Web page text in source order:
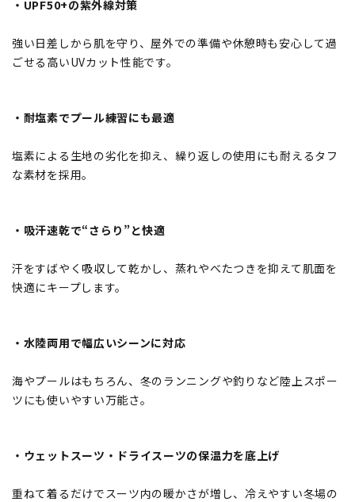
・UPF50+の紫外線対策
強い日差しから肌を守り、屋外での準備や休憩時も安心して過
ごせる高いUVカット性能です。
・耐塩素でプール練習にも最適
塩素による生地の劣化を抑え、繰り返しの使用にも耐えるタフ
な素材を採用。
・吸汗速乾で“さらり”と快適
汗をすばやく吸収して乾かし、蒸れやべたつきを抑えて肌面を
快適にキープします。
・水陸両用で幅広いシーンに対応
海やプールはもちろん、冬のランニングや釣りなど陸上スポー
ツにも使いやすい万能さ。
・ウェットスーツ・ドライスーツの保温力を底上げ
重ねて着るだけでスーツ内の暖かさが増し、冷えやすい冬場の